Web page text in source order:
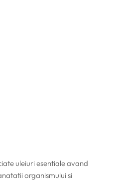
uleiuri esentiale avand
organismului si